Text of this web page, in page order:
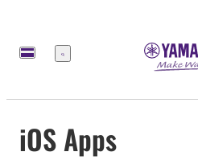
Меню
iOS Apps